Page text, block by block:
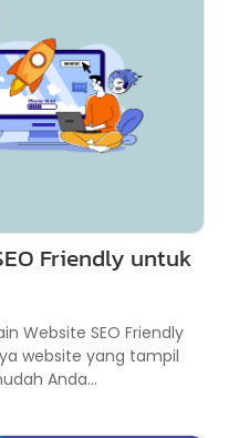
Friendly untuk
Website SEO Friendly
website yang tampil
Anda...